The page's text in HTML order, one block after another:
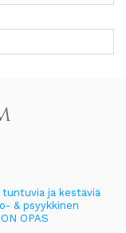
tuntuvia ja kestäviä
& psyykkinen
OPAS